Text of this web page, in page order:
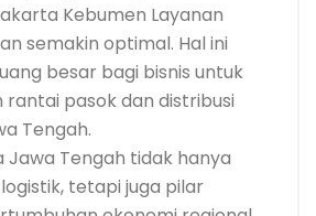
Kebumen Layanan
semakin optimal. Hal ini
besar bagi bisnis untuk
pasok dan distribusi
Tengah.
Tengah tidak hanya
tetapi juga pilar